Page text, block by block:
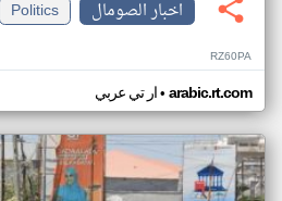
اخبار الصومال
Politics
RZ60PA
ار تي عربي• arabic.rt.com